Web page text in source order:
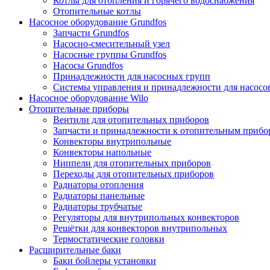
Отопительные котлы
Насосное оборудование Grundfos
Запчасти Grundfos
Насосно-смесительный узел
Насосные группы Grundfos
Насосы Grundfos
Принадлежности для насосных групп
Системы управления и принадлежности для
Насосное оборудование Wilo
Отопительные приборы
Вентили для отопительных приборов
Запчасти и принадлежности к отопительным
Конвекторы внутрипольные
Конвекторы напольные
Ниппели для отопительных приборов
Переходы для отопительных приборов
Радиаторы отопления
Радиаторы панельные
Радиаторы трубчатые
Регуляторы для внутрипольных конвекторов
Решётки для конвекторов внутрипольных
Термостатические головки
Расширительные баки
Баки бойлеры установки